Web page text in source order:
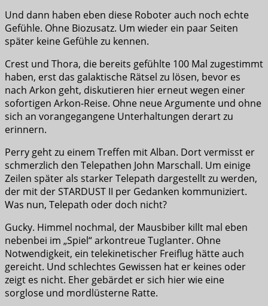
Und dann haben eben diese Roboter auch noch echte
Gefühle. Ohne Biozusatz. Um wieder ein paar Seiten
später keine Gefühle zu kennen.
Crest und Thora, die bereits gefühlte 100 Mal zugestimmt
haben, erst das galaktische Rätsel zu lösen, bevor es
nach Arkon geht, diskutieren hier erneut wegen einer
sofortigen Arkon-Reise. Ohne neue Argumente und ohne
sich an vorangegangene Unterhaltungen derart zu
erinnern.
Perry geht zu einem Treffen mit Alban. Dort vermisst er
schmerzlich den Telepathen John Marschall. Um einige
Zeilen später als starker Telepath dargestellt zu werden,
der mit der STARDUST II per Gedanken kommuniziert.
Was nun, Telepath oder doch nicht?
Gucky. Himmel nochmal, der Mausbiber killt mal eben
nebenbei im „Spiel“ arkontreue Tuglanter. Ohne
Notwendigkeit, ein telekinetischer Freiflug hätte auch
gereicht. Und schlechtes Gewissen hat er keines oder
zeigt es nicht. Eher gebärdet er sich hier wie eine
sorglose und mordlüsterne Ratte.